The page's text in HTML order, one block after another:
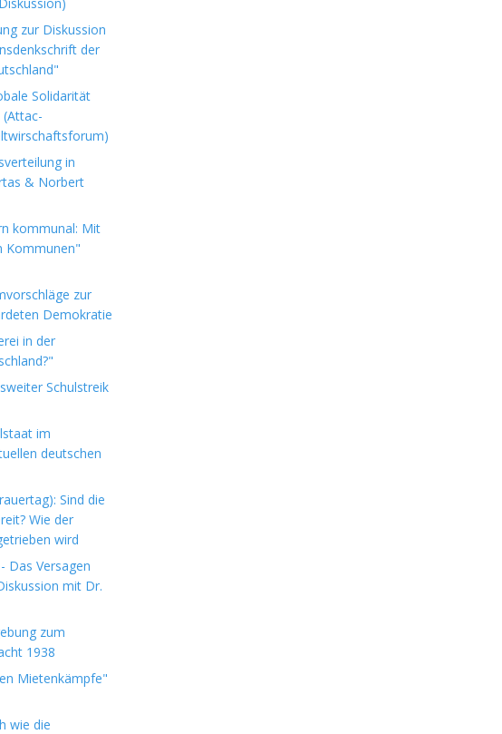
zur Diskussion
der
Solidarität
in
& Norbert
kommunal: Mit
Kommunen"
zur
Demokratie
in der
Schulstreik
im
deutschen
Sind die
Wie der
wird
Das Versagen
mit Dr.
zum
1938
Mietenkämpfe"
wie die